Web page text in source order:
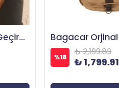
Bagacar 60x35x24 Cm Unisex Siyah Kumaş Plaj Spor ve Seyahat Çantası
%18 ₺ 1,319.89
₺ 1,079.91